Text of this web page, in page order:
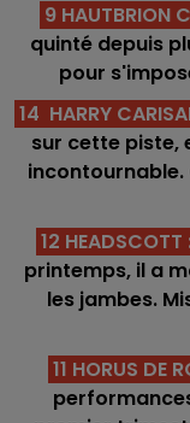
9 HAUTBRION
quinté depuis
pour
14 HARRY
sur cette piste,
incontournable.
12 HEADSCOTT
printemps, il a
les jambes.
11 HORUS DE